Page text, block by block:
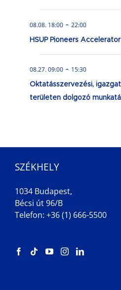
08.08. 18:00 - 22:00
HSUP Pioneers
08.27. 09:00 - 15:30
Oktatásszervezési,
területen dolgozó
SZÉKHELY
1034 Budapest,
Bécsi út 96/B
Telefon: +36 (1) 666-5500